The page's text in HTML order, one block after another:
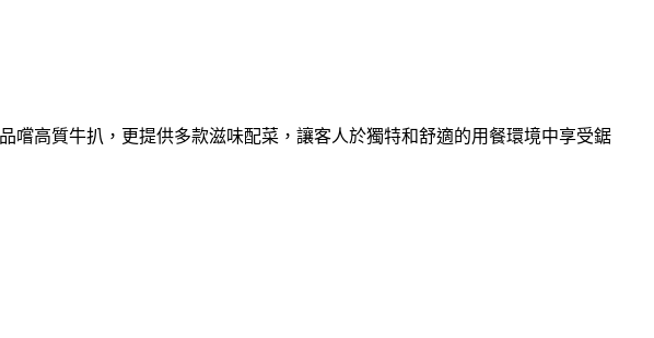
嚐高質牛扒，更提供多款滋味配菜，讓客人於獨特和舒適的用餐環境中享受鋸